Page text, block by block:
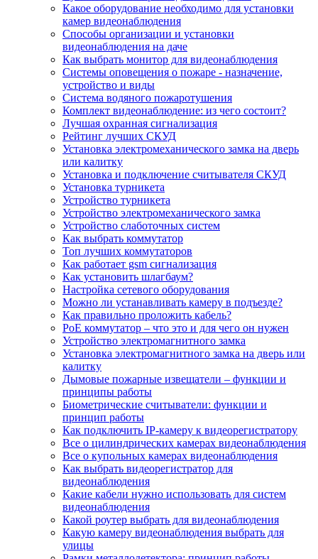
Какое оборудование необходимо для установки
камер видеонаблюдения
Способы организации и установки
видеонаблюдения на даче
Как выбрать монитор для видеонаблюдения
Системы оповещения о пожаре - назначение,
устройство и виды
Система водяного пожаротушения
Комплект видеонаблюдение: из чего состоит?
Лучшая охранная сигнализация
Рейтинг лучших СКУД
Установка электромеханического замка на дверь
или калитку
Установка и подключение считывателя СКУД
Установка турникета
Устройство турникета
Устройство электромеханического замка
Устройство слаботочных систем
Как выбрать коммутатор
Топ лучших коммутаторов
Как работает gsm сигнализация
Как установить шлагбаум?
Настройка сетевого оборудования
Можно ли устанавливать камеру в подъезде?
Как правильно проложить кабель?
PoE коммутатор – что это и для чего он нужен
Устройство электромагнитного замка
Установка электромагнитного замка на дверь или
калитку
Дымовые пожарные извещатели – функции и
принципы работы
Биометрические считыватели: функции и
принцип работы
Как подключить IP-камеру к видеорегистратору
Все о цилиндрических камерах видеонаблюдения
Все о купольных камерах видеонаблюдения
Как выбрать видеорегистратор для
видеонаблюдения
Какие кабели нужно использовать для систем
видеонаблюдения
Какой роутер выбрать для видеонаблюдения
Какую камеру видеонаблюдения выбрать для
улицы